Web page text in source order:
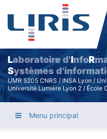
Laboratoire d'InfoR
Systèmes
UMR 5205 CNRS / INSA Lyon /
Université Lumière Lyon 2 / École
Menu principal